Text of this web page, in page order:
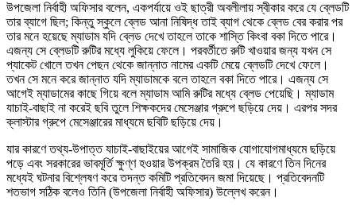
উপজেলা নির্বাহী অফিসার বলেন, একপর্যায়ে ওই ছাত্রী অবলীলায় স্বীকার করে যে ব্লেডটি
তার ব্যাগে ছিল; কিন্তু স্কুলে ব্লেড আনা নিষিদ্ধ তাই ব্যাগ থেকে ব্লেড বের করার পর
তার মনে হয়েছে ম্যাডাম যদি ব্লেড দেখে তাহলে তাকে শাস্তি কিংবা বকা দিতে পারে।
এজন্য সে ব্লেডটি রুটির মধ্যে লুকিয়ে ফেলে। পরবর্তীতে রুটি খাওয়ার জন্য যখন সে
প্যাকেট খোলে তখন পেছন থেকে জান্নাত নামের একটি মেয়ে ব্লেডটি দেখে ফেলে।
তখন সে মনে করে জান্নাত যদি ম্যাডামকে বলে তাহলে বকা দিতে পারে। এজন্য সে
আগেই ম্যাডামের কাছে গিয়ে বলে ম্যাডাম আমি রুটির মধ্যে ব্লেড পেয়েছি। ম্যাডাম
যাচাই-বাছাই না করেই ছবি তুলে শিক্ষকদের মেসেঞ্জার গ্রুপে ছড়িয়ে দেয়। এরপর সদর
ক্লাস্টার গ্রুপে মেসেঞ্জারের মাধ্যমে ছবিটি ছড়িয়ে দেয়।
যার কারণে তথ্য-উপাত্ত যাচাই-বাছাইয়ের আগেই সামাজিক যোগাযোগমাধ্যমে ছড়িয়ে
পড়ে এবং সরকারের ভাবমূর্তি ক্ষুণ্ণ হওয়ার উপক্রম তৈরি হয়। যে কারণে তিন দিনের
মধ্যেই ঘটনার বিশ্লেষণ করে তদন্ত কমিটি প্রতিবেদন জমা দিয়েছে। প্রতিবেদনটি
শতভাগ সঠিক বলেও তিনি (উপজেলা নির্বাহী অফিসার) উল্লেখ করেন।